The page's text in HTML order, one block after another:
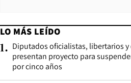
LO MÁS LEÍDO
1. Diputados oficialistas, libertarios y
presentan proyecto para
por cinco años